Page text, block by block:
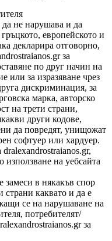
да не нарушава и да
европейското и
декларира отговорно,
за
по друг начин на
или за изразяване чрез
дискриминация, за
марка, авторско
на трети страни,
други кодове,
да повредят, унищожат
софтуер или хардуер.
на уебсайта
замеси в някакъв спор
страни каквато и да е
се на нарушаване на
потребителят/
за